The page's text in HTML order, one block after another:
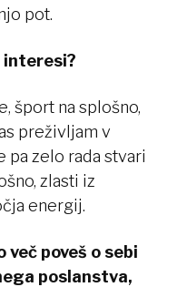
pot.
interesi?
šport na splošno,
preživljam v
pa zelo rada stvari
zlasti iz
energij.
več poveš o sebi
poslanstva,